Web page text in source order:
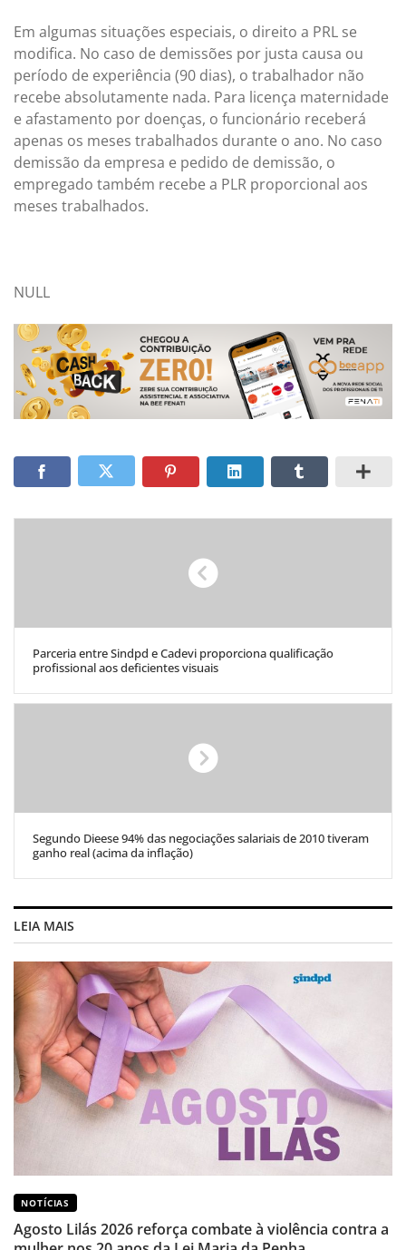
Em algumas situações especiais, o direito a PRL se
modifica. No caso de demissões por justa causa ou
período de experiência (90 dias), o trabalhador não
recebe absolutamente nada. Para licença maternidade
e afastamento por doenças, o funcionário receberá
apenas os meses trabalhados durante o ano. No caso
demissão da empresa e pedido de demissão, o
empregado também recebe a PLR proporcional aos
meses trabalhados.
NULL
Parceria entre Sindpd e Cadevi proporciona qualificação
profissional aos deficientes visuais
Segundo Dieese 94% das negociações salariais de 2010 tiveram
ganho real (acima da inflação)
LEIA MAIS
NOTÍCIAS
Agosto Lilás 2026 reforça combate à violência contra a